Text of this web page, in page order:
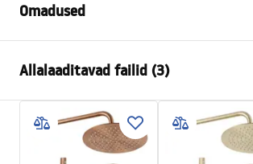
Omadused
Paigaldusviis
Värv
Harjatud kuld
Vooliku tüüp
Fikseeritud
Materjal
Messing
Allalaaditavad failid (3)
Kokkupaneku juhised
Faucet.pdf